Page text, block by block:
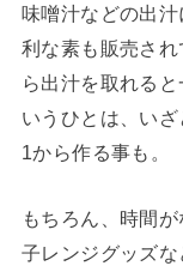
味噌汁などの出
利な素も販売さ
ら出汁を取れる
いうひとは、いざ
1から作る事も。
もちろん、時間
子レンジグッズ